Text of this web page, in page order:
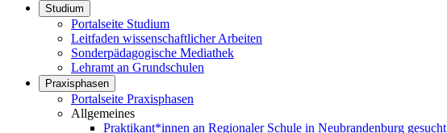
Studium
Portalseite Studium
Leitfaden wissenschaftlicher Arbeiten
Sonderpädagogische Mediathek
Lehramt an Grundschulen
Praxisphasen
Portalseite Praxisphasen
Allgemeines
Praktikant*innen an Regionaler Schule in Neubrandenburg gesucht